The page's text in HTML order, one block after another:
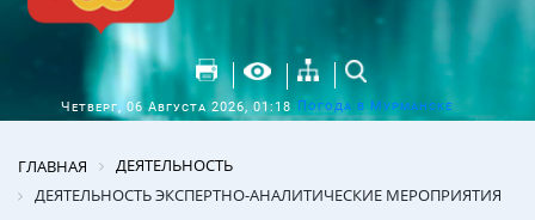
Четверг, 06 Августа 2026, 01:18 Погода в Мурманске
ГЛАВНАЯ
ДЕЯТЕЛЬНОСТЬ
ДЕЯТЕЛЬНОСТЬ ЭКСПЕРТНО-АНАЛИТИЧЕСКИЕ МЕРОПРИЯТИЯ